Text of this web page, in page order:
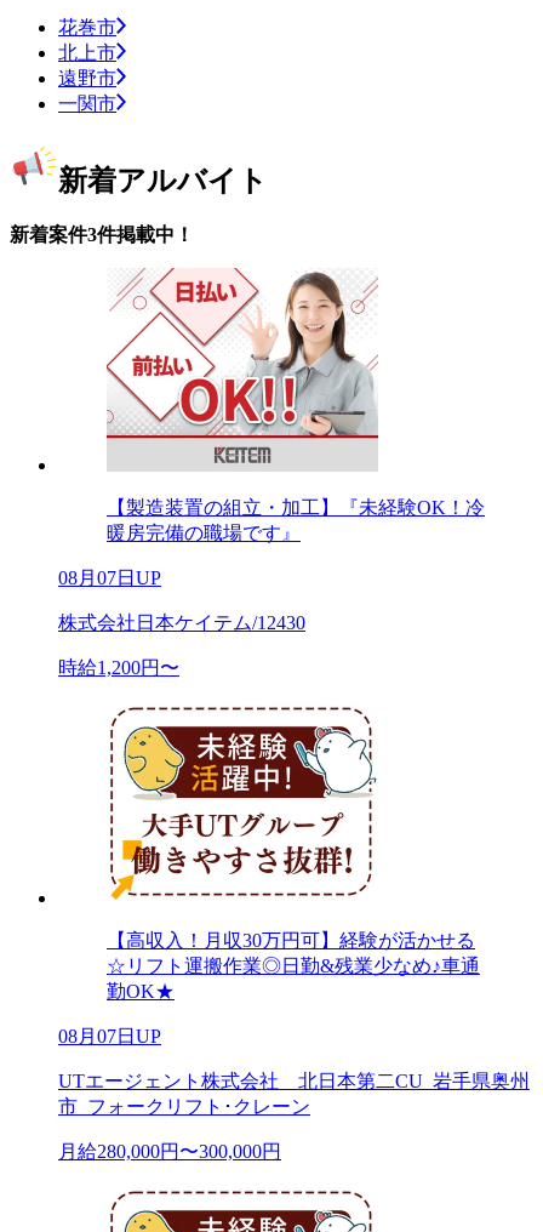
花巻市
北上市
遠野市
一関市
新着アルバイト
新着案件3件掲載中！
【製造装置の組立・加工】『未経験OK！冷
暖房完備の職場です』
08月07日UP
株式会社日本ケイテム/12430
時給1,200円〜
【高収入！月収30万円可】経験が活かせる
☆リフト運搬作業◎日勤&残業少なめ♪車通
勤OK★
08月07日UP
UTエージェント株式会社 北日本第二CU_岩手県奥州
市_フォークリフト･クレーン
月給280,000円〜300,000円